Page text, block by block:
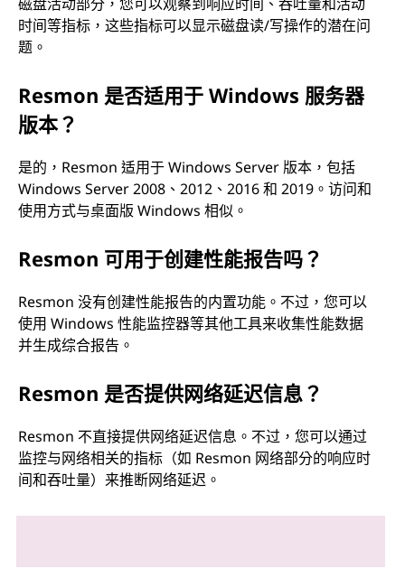
时间等指标，这些指标可以显示磁盘读/写操作的潜在问
题。
Resmon 是否适用于 Windows 服务器
版本？
是的，Resmon 适用于 Windows Server 版本，包括
Windows Server 2008、2012、2016 和 2019。访问和
使用方式与桌面版 Windows 相似。
Resmon 可用于创建性能报告吗？
Resmon 没有创建性能报告的内置功能。不过，您可以
使用 Windows 性能监控器等其他工具来收集性能数据
并生成综合报告。
Resmon 是否提供网络延迟信息？
Resmon 不直接提供网络延迟信息。不过，您可以通过
监控与网络相关的指标（如 Resmon 网络部分的响应时
间和吞吐量）来推断网络延迟。